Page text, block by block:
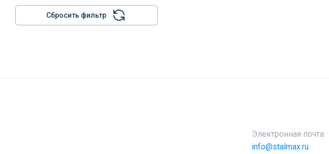
Сбросить фильтр
Электронная почта:
info@stalmax.ru